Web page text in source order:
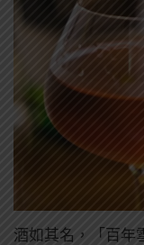
酒如其名，「百年